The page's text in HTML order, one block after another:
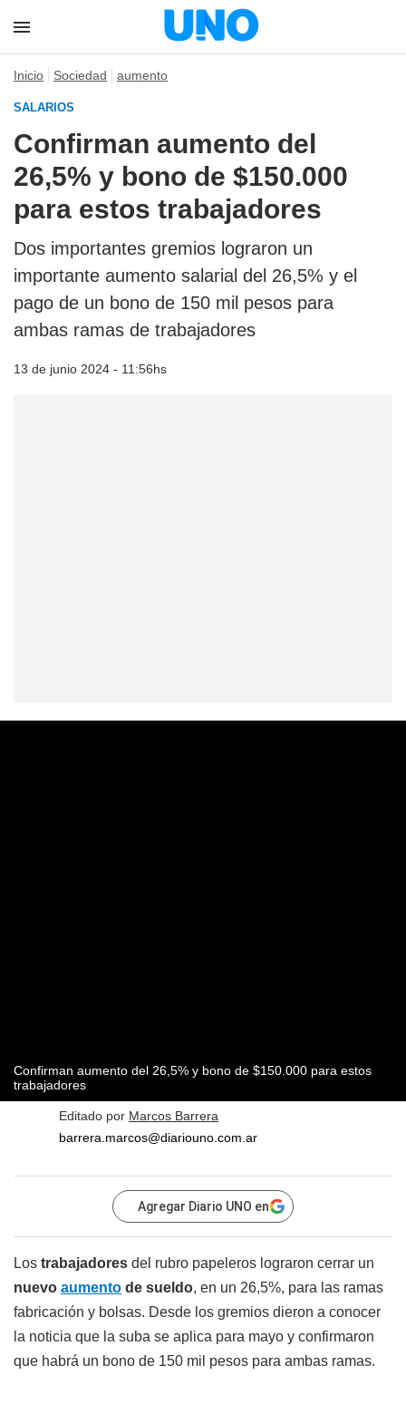
Inicio Sociedad aumento
SALARIOS
Confirman aumento del
26,5% y bono de $150.000
para estos trabajadores
Dos importantes gremios lograron un
importante aumento salarial del 26,5% y el
pago de un bono de 150 mil pesos para
ambas ramas de trabajadores
13 de junio 2024 - 11:56hs
Confirman aumento del 26,5% y bono de $150.000 para estos
trabajadores
Editado por Marcos Barrera
barrera.marcos@diariouno.com.ar
Agregar Diario UNO en
Los trabajadores del rubro papeleros lograron cerrar un
nuevo aumento de sueldo, en un 26,5%, para las ramas
fabricación y bolsas. Desde los gremios dieron a conocer
la noticia que la suba se aplica para mayo y confirmaron
que habrá un bono de 150 mil pesos para ambas ramas.